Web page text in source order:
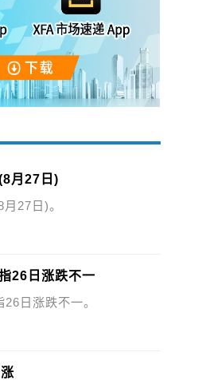
月27日)
27日)。
26日涨跌不一
日涨跌不一。